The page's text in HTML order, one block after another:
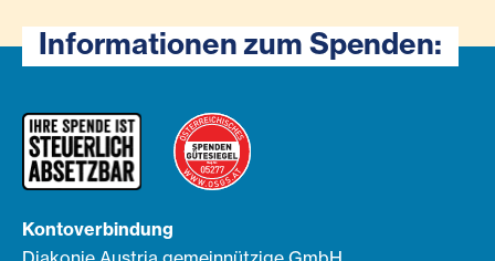
Informationen zum Spenden:
Kontoverbindung